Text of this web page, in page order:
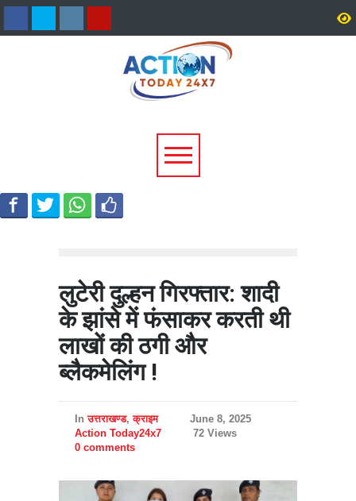
टिहरी में दर्दनाक हादसा: 250 मीटर
गहरी खाई में गिरी बोलेरो, एक ही
परिवार के 5 लोगों की मौत; एक
घायल, एक की तलाश जारी
लुटेरी दुल्हन गिरफ्तार: शादी
के झांसे में फंसाकर करती थी
लाखों की ठगी और
ब्लैकमेलिंग !
Inउत्तराखण्ड,क्राइम
June 8, 2025
Action Today24x7
72 Views
0 comments